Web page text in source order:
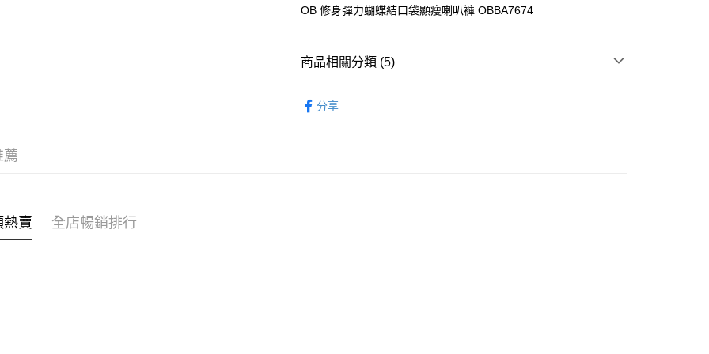
AlipayHK
WeChat Pay
送貨方式
OB 修身彈力蝴蝶結口袋顯瘦喇叭褲 OBBA7674
商品相關分類 (5)
分享
薦
賣 全店暢銷排行